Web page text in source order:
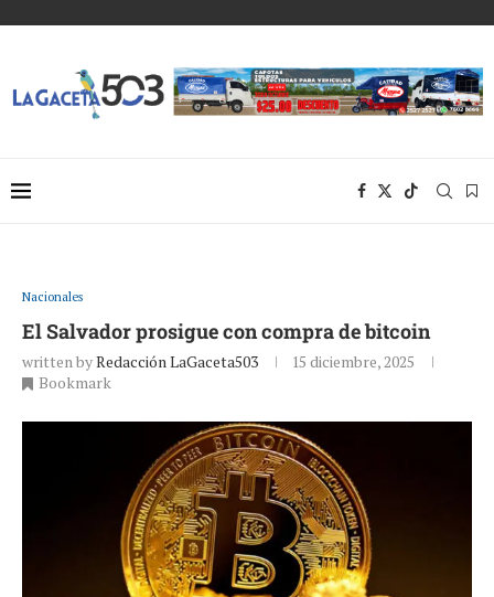
Nacionales
El Salvador prosigue con compra de bitcoin
written byRedacción LaGaceta503
15 diciembre, 2025
Bookmark